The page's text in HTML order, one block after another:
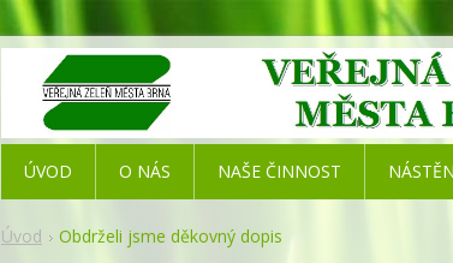
Úvod Obdrželi jsme děkovný dopis
ÚVOD O NÁS NAŠE ČINNOST